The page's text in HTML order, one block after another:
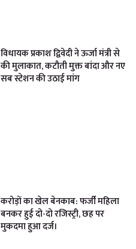
विधायक प्रकाश द्विवेदी ने ऊर्जा मंत्री से
की मुलाकात, कटौती मुक्त बांदा और नए
सब स्टेशन की उठाई मांग
करोड़ों का खेल बेनकाब: फर्जी महिला
बनकर हुई दो-दो रजिस्ट्री, छह पर
मुकदमा हुआ दर्ज।